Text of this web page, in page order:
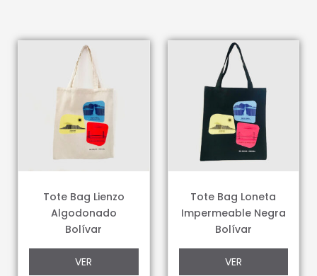
Tote Bag Lienzo
Algodonado
Bolívar
VER
Tote Bag Loneta
Impermeable Negra
Bolívar
VER